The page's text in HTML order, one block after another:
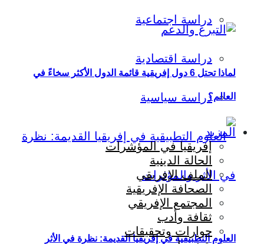
دراسة اجتماعية
دراسة اقتصادية
دراسة سياسية
العلوم التطبيقية في إفريقيا القديمة: نظرة في الأثر
لماذا تحتل 6 دول إفريقية قائمة الدول الأكثر سخاءً في
العالم؟
المزيد
إفريقيا في المؤشرات
الحالة الدينية
الملف الإفريقي
الصحافة الإفريقية
المجتمع الإفريقي
ثقافة وأدب
حوارات وتحقيقات